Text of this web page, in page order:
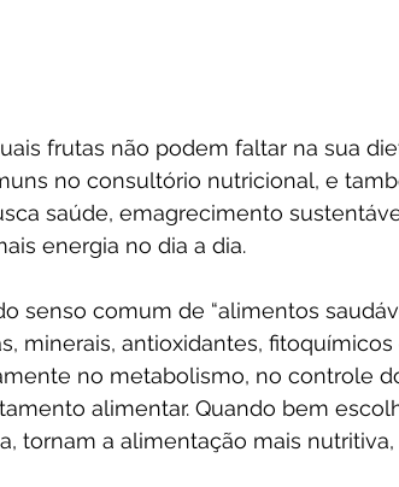
frutas não podem faltar na sua
no consultório nutricional, e
saúde, emagrecimento
energia no dia a dia.
senso comum de “alimentos
minerais, antioxidantes,
no metabolismo, no controle
alimentar. Quando bem
tornam a alimentação mais